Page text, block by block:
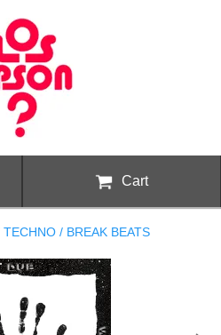
Cart
/ BREAK BEATS